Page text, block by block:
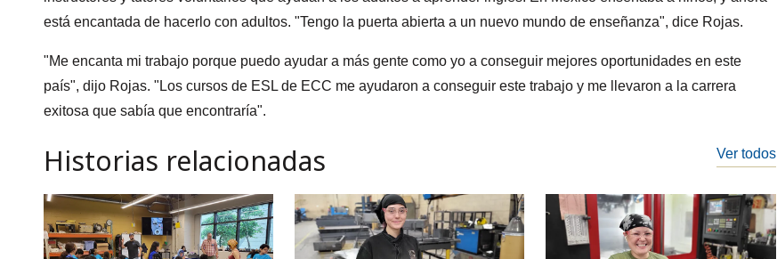
está encantada de hacerlo con adultos. "Tengo la puerta abierta a un nuevo mundo de enseñanza", dice Rojas.
"Me encanta mi trabajo porque puedo ayudar a más gente como yo a conseguir mejores oportunidades en este
país", dijo Rojas. "Los cursos de ESL de ECC me ayudaron a conseguir este trabajo y me llevaron a la carrera
exitosa que sabía que encontraría".
Historias relacionadas Ver todos